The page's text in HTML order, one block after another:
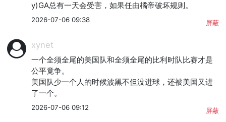
y)GA总有一天会受害，如果任由橘帝破坏规则。
2026-07-06 09:38 屏蔽
xynet
一个全须全尾的美国队和全须全尾的比利时队比赛才是
公平竟争。
美国队少一个人的时候波黑不但没进球，还被美国又进
了一个。
2026-07-06 09:12 屏蔽